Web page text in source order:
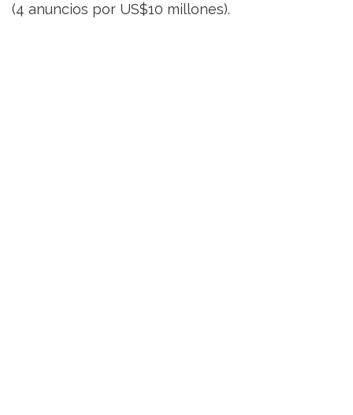
(4 anuncios por US$10 millones).